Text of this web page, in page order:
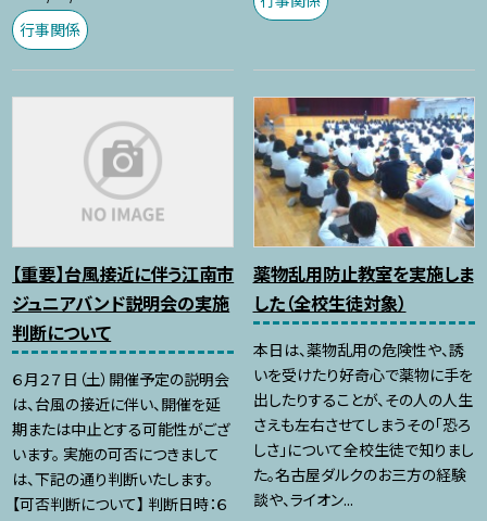
行事関係
【重要】台風接近に伴う江南市
ジュニアバンド説明会の実施
判断について
６月２７日（土）開催予定の説明会
は、台風の接近に伴い、開催を延
期または中止とする可能性がござ
います。 実施の可否につきまして
は、下記の通り判断いたします。
【可否判断について】 判断日時：６
薬物乱用防止教室を実施しま
した（全校生徒対象）
本日は、薬物乱用の危険性や、誘
いを受けたり好奇心で薬物に手を
出したりすることが、その人の人生
さえも左右させてしまうその「恐ろ
しさ」について全校生徒で知りまし
た。名古屋ダルクのお三方の経験
談や、ライオン...